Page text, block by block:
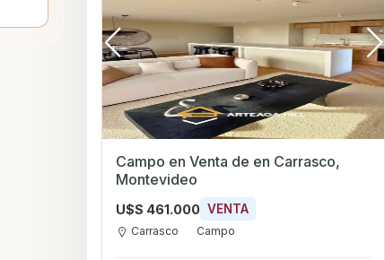
Campo en Venta de en Carrasco,
Montevideo
U$S 461.000 VENTA
Carrasco Campo